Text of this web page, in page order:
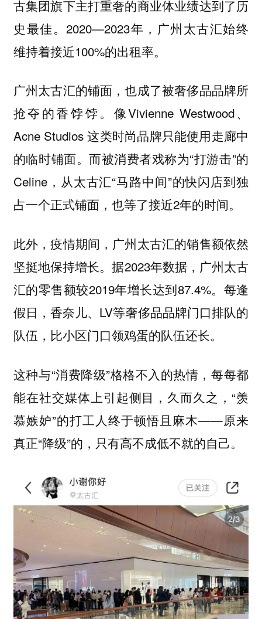
古集团旗下主打重奢的商业体业绩达到了历
史最佳。2020—2023年，广州太古汇始终
维持着接近100%的出租率。
广州太古汇的铺面，也成了被奢侈品品牌所
抢夺的香饽饽。像Vivienne Westwood、
Acne Studios 这类时尚品牌只能使用走廊中
的临时铺面。而被消费者戏称为“打游击”的
Celine，从太古汇“马路中间”的快闪店到独
占一个正式铺面，也等了接近2年的时间。
此外，疫情期间，广州太古汇的销售额依然
坚挺地保持增长。据2023年数据，广州太古
汇的零售额较2019年增长达到87.4%。每逢
假日，香奈儿、LV等奢侈品品牌门口排队的
队伍，比小区门口领鸡蛋的队伍还长。
这种与“消费降级”格格不入的热情，每每都
能在社交媒体上引起侧目，久而久之，“羡
慕嫉妒”的打工人终于顿悟且麻木——原来
真正“降级”的，只有高不成低不就的自己。